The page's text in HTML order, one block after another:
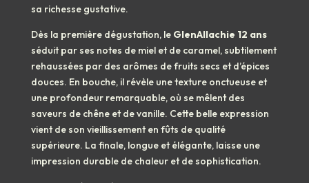
sa richesse gustative.
Dès la première dégustation, le GlenAllachie 12 ans
séduit par ses notes de miel et de caramel, subtilement
rehaussées par des arômes de fruits secs et d’épices
douces. En bouche, il révèle une texture onctueuse et
une profondeur remarquable, où se mêlent des
saveurs de chêne et de vanille. Cette belle expression
vient de son vieillissement en fûts de qualité
supérieure. La finale, longue et élégante, laisse une
impression durable de chaleur et de sophistication.